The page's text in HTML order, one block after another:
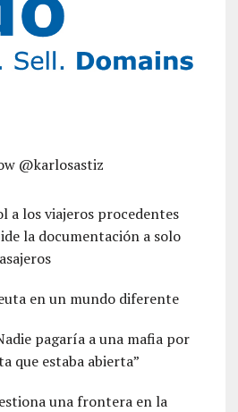
@karlosastiz
a los viajeros procedentes
la documentación a solo
en un mundo diferente
pagaría a una mafia por
que estaba abierta”
una frontera en la